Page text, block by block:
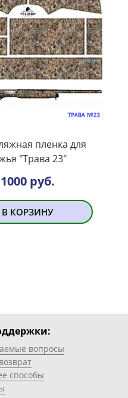
пленка для
"Трава 23"
1000 руб.
В КОРЗИНУ
вопросы
способы